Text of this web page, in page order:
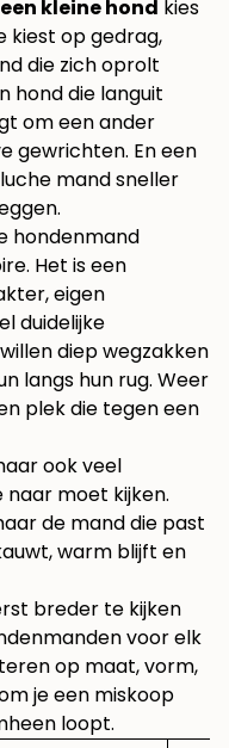
kleine hond kies
kiest op gedrag,
die zich oprolt
hond die languit
om een ander
gewrichten. En een
mand sneller
hondenmand
Het is een
eigen
duidelijke
diep wegzakken
langs hun rug. Weer
plek die tegen een
ook veel
naar moet kijken.
de mand die past
warm blijft en
breder te kijken
voor elk
op maat, vorm,
je een miskoop
loopt.